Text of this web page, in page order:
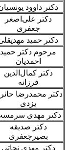
دکتر داوود یونسیان
دکتر علی‌­اصغر
جعفری
دکتر حمید مهدیقلی
مرحوم دکتر حمید
احمدیان
دکتر کمال‌الدین
فرزانه
دکتر محمدرضا حائری
یزدی
دکتر مهدی سرمست
دکتر صدیقه
بصیرجعفری
دکتر مهدی نجاتی